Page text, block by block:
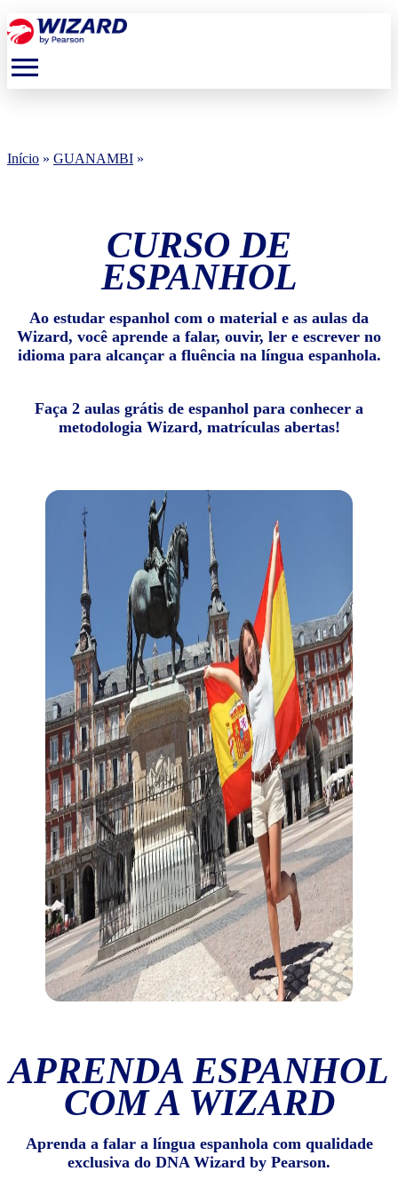
menu
Início » GUANAMBI »
CURSO DE
ESPANHOL
Ao estudar espanhol com o material e as aulas da
Wizard, você aprende a falar, ouvir, ler e escrever no
idioma para alcançar a fluência na língua espanhola.
Faça 2 aulas grátis de espanhol para conhecer a
metodologia Wizard, matrículas abertas!
APRENDA ESPANHOL
COM A WIZARD
Aprenda a falar a língua espanhola com qualidade
exclusiva do DNA Wizard by Pearson.